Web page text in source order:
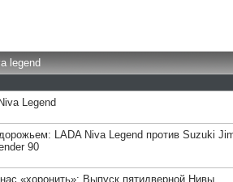
legend
Legend
LADA Niva Legend против Suzuki
90
«хоронить»: Выпуск пятидверной Нивы